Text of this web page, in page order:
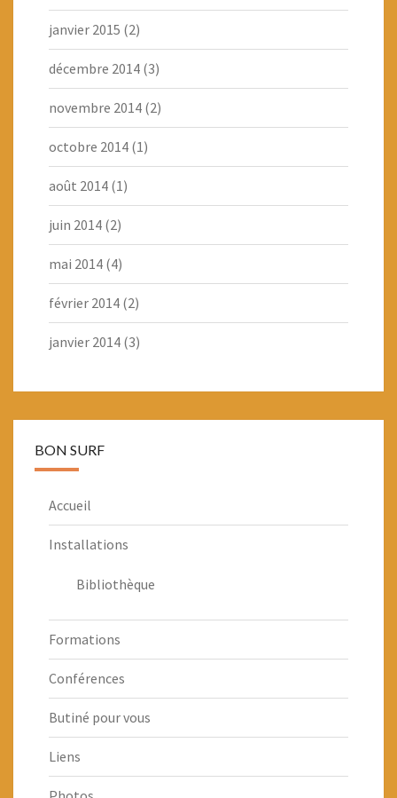
janvier 2015 (2)
décembre 2014 (3)
novembre 2014 (2)
octobre 2014 (1)
août 2014 (1)
juin 2014 (2)
mai 2014 (4)
février 2014 (2)
janvier 2014 (3)
BON SURF
Accueil
Installations
Bibliothèque
Formations
Conférences
Butiné pour vous
Liens